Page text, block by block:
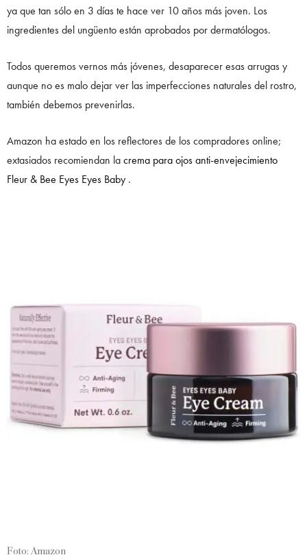
ya que tan sólo en 3 días te hace ver 10 años más joven. Los
ingredientes del ungüento están aprobados por dermatólogos.
Todos queremos vernos más jóvenes, desaparecer esas arrugas y
aunque no es malo dejar ver las imperfecciones naturales del rostro,
también debemos prevenirlas.
Amazon ha estado en los reflectores de los compradores online;
extasiados recomiendan lacrema para ojos anti-envejecimiento
Fleur & Bee Eyes Eyes Baby .
Foto: Amazon